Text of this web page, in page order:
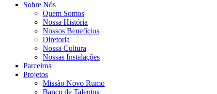
Sobre Nós
Quem Somos
Nossa História
Nossos Benefícios
Diretoria
Nossa Cultura
Nossas Instalações
Parceiros
Projetos
Missão Novo Rumo
Banco de Talentos